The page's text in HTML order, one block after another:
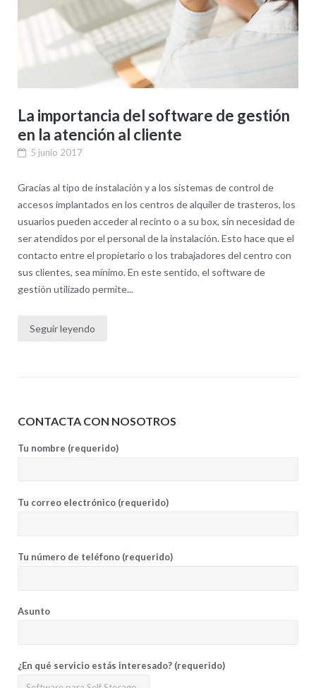
La importancia del software de gestión
en la atención al cliente
5 junio 2017
Gracias al tipo de instalación y a los sistemas de control de
accesos implantados en los centros de alquiler de trasteros, los
usuarios pueden acceder al recinto o a su box, sin necesidad de
ser atendidos por el personal de la instalación. Esto hace que el
contacto entre el propietario o los trabajadores del centro con
sus clientes, sea mínimo. En este sentido, el software de
gestión utilizado permite...
Seguir leyendo
CONTACTA CON NOSOTROS
Tu nombre (requerido)
Tu correo electrónico (requerido)
Tu número de teléfono (requerido)
Asunto
¿En qué servicio estás interesado? (requerido)